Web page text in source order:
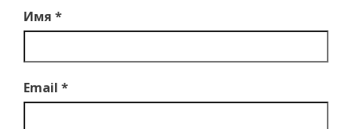
Имя *
Email *